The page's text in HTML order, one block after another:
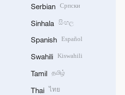
Serbian Српски
Sinhala සිංහල
Spanish Español
Swahili Kiswahili
Tamil தமிழ்
Thai ไทย